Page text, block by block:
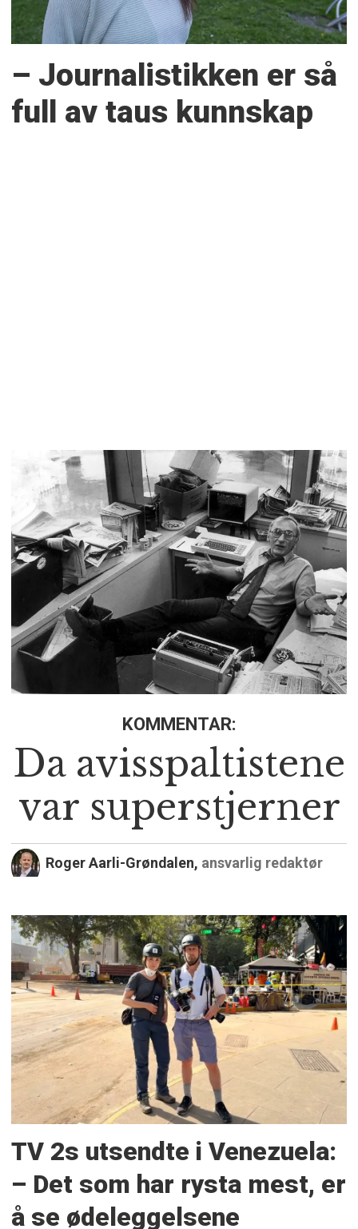
– Journalistikken er så
full av taus kunnskap
KOMMENTAR:
Da avisspaltistene
var superstjerner
Roger Aarli-Grøndalen, ansvarlig redaktør
TV 2s utsendte i Venezuela:
– Det som har rysta mest, er
å se ødeleggelsene